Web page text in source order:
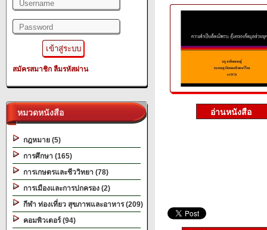
สมัครสมาชิก ลืมรหัสผ่าน
หมวดหนังสือ
กฎหมาย (5)
การศึกษา (165)
การเกษตรและชีววิทยา (78)
การเมืองและการปกครอง (2)
กีฬา ท่องเที่ยว สุขภาพและอาหาร (209)
คอมพิวเตอร์ (94)